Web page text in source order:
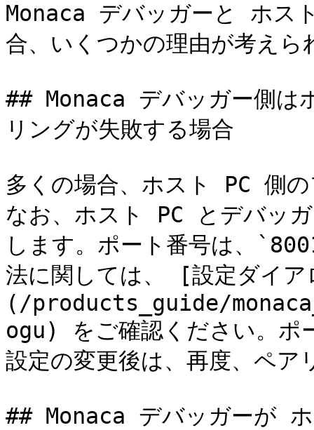
Monaca デバッガーと ホス
合、いくつかの理由が考えら
## Monaca デバッガー側は
リングが失敗する場合
多くの場合、ホスト PC 側
なお、ホスト PC とデバッ
します。ポート番号は、
法に関しては、 [設定ダイ
(/products_guide/
ogu) をご確認ください。ポ
設定の変更後は、再度、ペ
## Monaca デバッガーが